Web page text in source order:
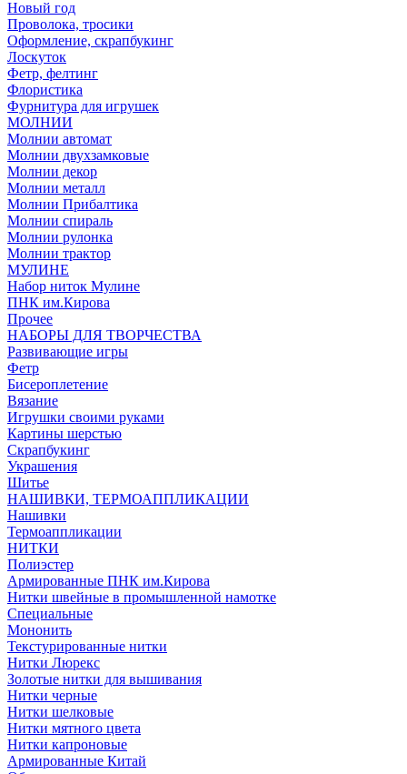
Новый год
Проволока, тросики
Оформление, скрапбукинг
Лоскуток
Фетр, фелтинг
Флористика
Фурнитура для игрушек
МОЛНИИ
Молнии автомат
Молнии двухзамковые
Молнии декор
Молнии металл
Молнии Прибалтика
Молнии спираль
Молнии рулонка
Молнии трактор
МУЛИНЕ
Набор ниток Мулине
ПНК им.Кирова
Прочее
НАБОРЫ ДЛЯ ТВОРЧЕСТВА
Развивающие игры
Фетр
Бисероплетение
Вязание
Игрушки своими руками
Картины шерстью
Скрапбукинг
Украшения
Шитье
НАШИВКИ, ТЕРМОАППЛИКАЦИИ
Нашивки
Термоаппликации
НИТКИ
Полиэстер
Армированные ПНК им.Кирова
Нитки швейные в промышленной намотке
Специальные
Мононить
Текстурированные нитки
Нитки Люрекс
Золотые нитки для вышивания
Нитки черные
Нитки шелковые
Нитки мятного цвета
Нитки капроновые
Армированные Китай